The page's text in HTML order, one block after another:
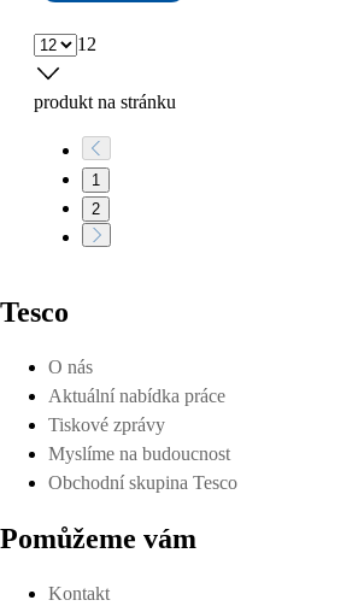
12
produkt na stránku
1
2
Tesco
O nás
Aktuální nabídka práce
Tiskové zprávy
Myslíme na budoucnost
Obchodní skupina Tesco
Pomůžeme vám
Kontakt